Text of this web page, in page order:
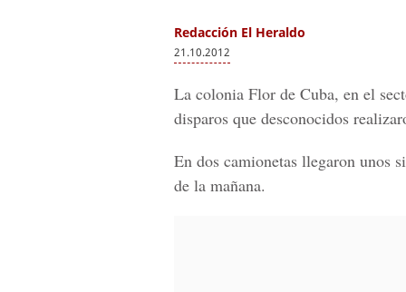
Redacción El Heraldo
21.10.2012
La colonia Flor de Cuba, en el
disparos que desconocidos
En dos camionetas llegaron unos
de la mañana.